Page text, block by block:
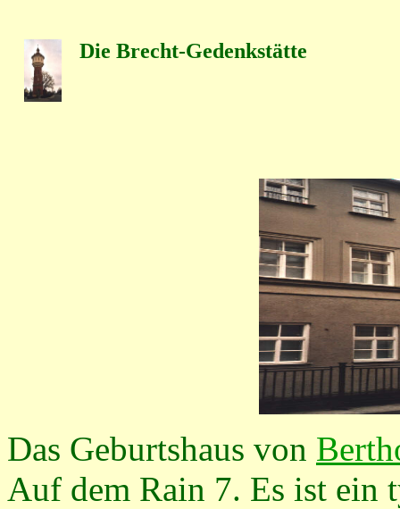
Die Brecht-Gedenkstätte
Das Geburtshaus von
Auf dem Rain 7. Es ist ein